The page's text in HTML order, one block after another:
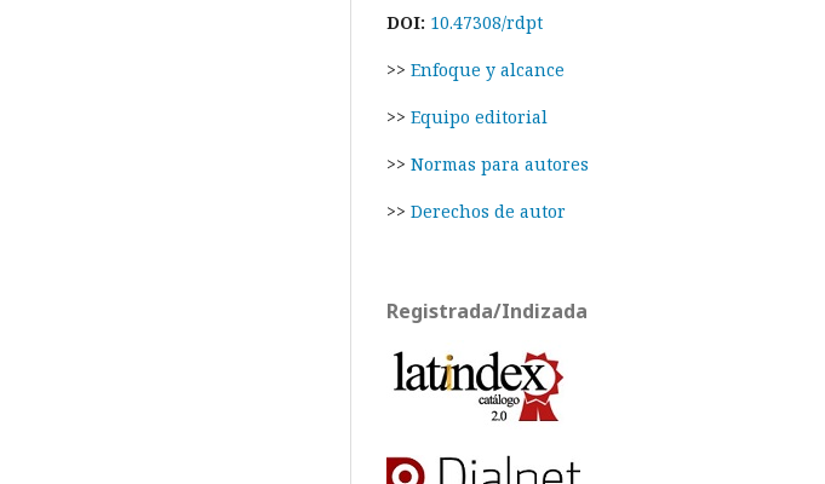
DOI: 10.47308/rdpt
>> Enfoque y alcance
>> Equipo editorial
>> Normas para autores
>> Derechos de autor
Registrada/Indizada